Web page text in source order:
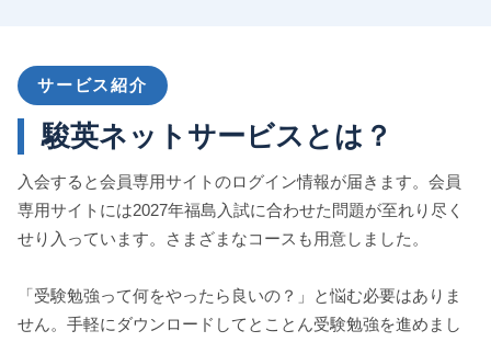
サービス紹介
駿英ネットサービスとは？
入会すると会員専用サイトのログイン情報が届きます。会員
専用サイトには2027年福島入試に合わせた問題が至れり尽く
せり入っています。さまざまなコースも用意しました。
「受験勉強って何をやったら良いの？」と悩む必要はありま
せん。手軽にダウンロードしてとことん受験勉強を進めまし